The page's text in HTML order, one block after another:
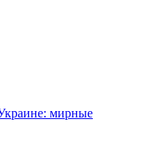
мирные